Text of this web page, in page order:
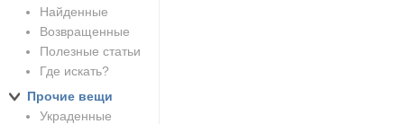
Найденные
Возвращенные
Полезные статьи
Где искать?
Прочие вещи
Украденные